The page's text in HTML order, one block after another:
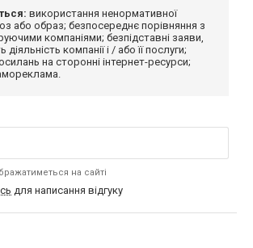
використання ненормативної
або образ; безпосереднє порівняння з
компаніями; безпідставні заяви,
компанії і / або її послуги;
на сторонні інтернет-ресурси;
на сайті
для написання відгуку